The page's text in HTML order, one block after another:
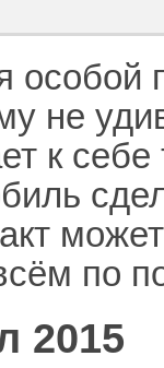
особой
не
к
по
2015